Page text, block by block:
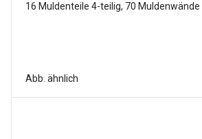
16 Muldenteile 4-teilig, 70 Muldenwände
Abb. ähnlich